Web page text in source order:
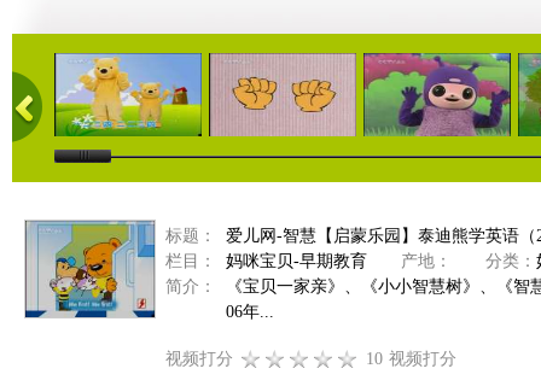
02:04 01:36 06:49
标题：
爱儿网-智慧【启蒙乐园】泰迪熊学英语（
栏目：
妈咪宝贝-早期教育 产地： 分类：
简介：
《宝贝一家亲》、《小小智慧树》、《
06年...
视频打分 10 视频打分